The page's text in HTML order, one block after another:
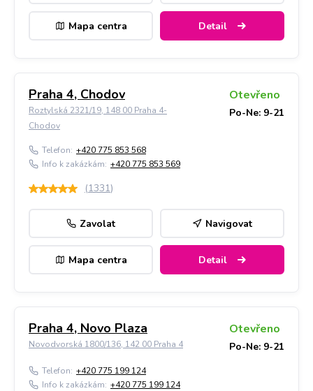
Mapa centra Detail
Praha 4, Chodov
Roztylská 2321/19, 148 00 Praha 4-
Chodov
Otevřeno
Po-Ne: 9-21
Telefon: +420 775 853 568
Info k zakázkám: +420 775 853 569
(1331)
Zavolat Navigovat
Mapa centra Detail
Praha 4, Novo Plaza
Novodvorská 1800/136, 142 00 Praha 4
Otevřeno
Po-Ne: 9-21
Telefon: +420 775 199 124
Info k zakázkám: +420 775 199 124